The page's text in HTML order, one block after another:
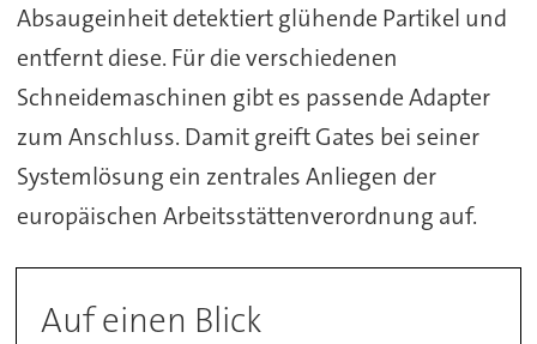
Absaugeinheit detektiert glühende Partikel und
entfernt diese. Für die verschiedenen
Schneidemaschinen gibt es passende Adapter
zum Anschluss. Damit greift Gates bei seiner
Systemlösung ein zentrales Anliegen der
europäischen Arbeitsstättenverordnung auf.
Auf einen Blick